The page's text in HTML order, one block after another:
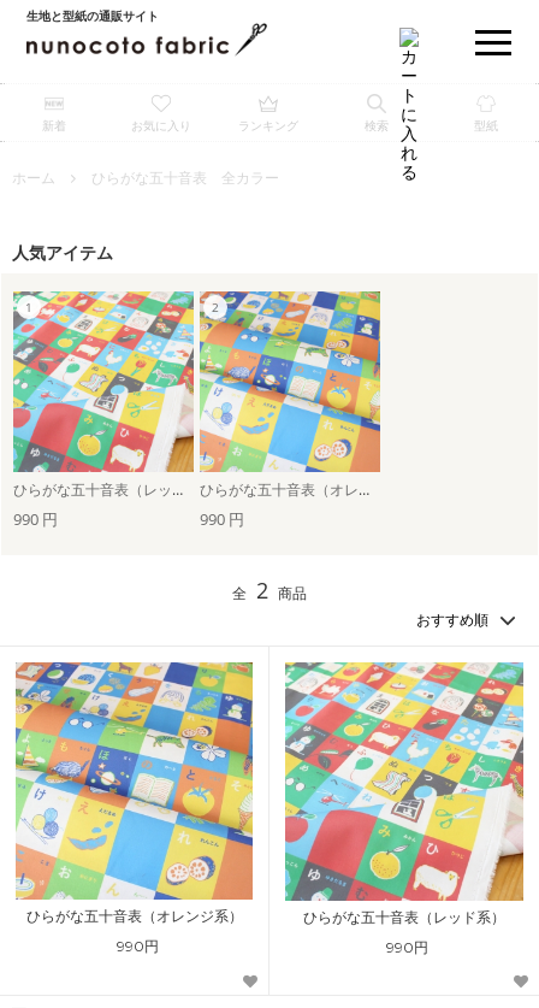
生地と型紙の通販サイト
新着 お気に入り ランキング 検索 型紙
ホーム ひらがな五十音表 全カラー
人気アイテム
ひらがな五十音表（レッド系） ひらがな五十音表（オレンジ系）
990 円 990 円
全 2 商品
ひらがな五十音表（オレンジ系）
990円
ひらがな五十音表（レッド系）
990円